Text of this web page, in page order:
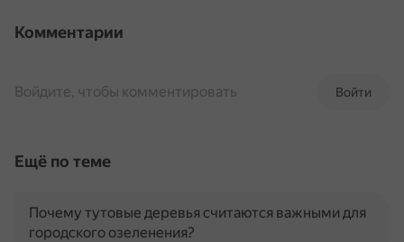
Комментарии
Войти
Войдите, чтобы комментировать
Ещё по теме
Почему тутовые деревья считаются важными для
городского озеленения?